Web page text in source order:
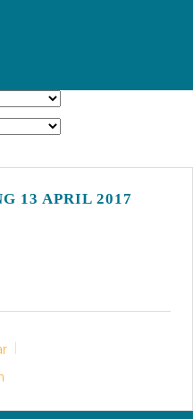
13 APRIL 2017